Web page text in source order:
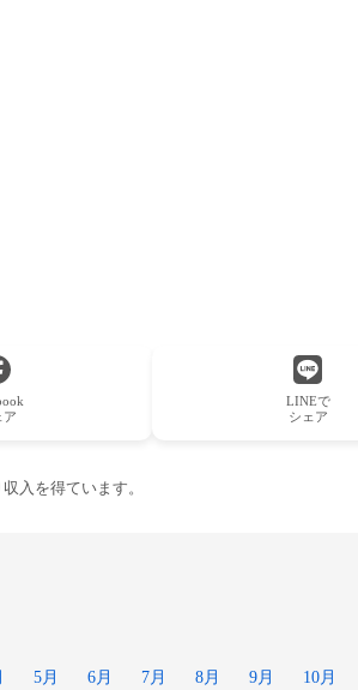
ア
LINEで
シェア
入を得ています。
5月 6月 7月 8月 9月 10月